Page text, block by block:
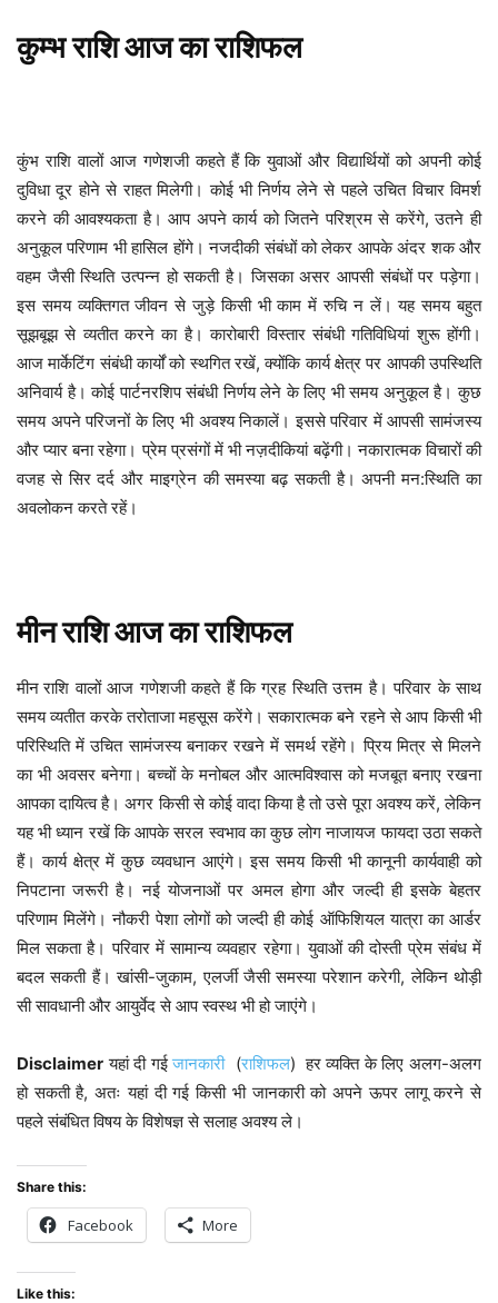
कुम्भराशिआजकाराशिफल
कुंभ राशि वालों आज गणेशजी कहते हैं कि युवाओं और विद्यार्थियों को अपनी कोई
दुविधा दूर होने से राहत मिलेगी। कोई भी निर्णय लेने से पहले उचित विचार विमर्श
करने की आवश्यकता है। आप अपने कार्य को जितने परिश्रम से करेंगे, उतने ही
अनुकूल परिणाम भी हासिल होंगे। नजदीकी संबंधों को लेकर आपके अंदर शक और
वहम जैसी स्थिति उत्पन्न हो सकती है। जिसका असर आपसी संबंधों पर पड़ेगा।
इस समय व्यक्तिगत जीवन से जुड़े किसी भी काम में रुचि न लें। यह समय बहुत
सूझबूझ से व्यतीत करने का है। कारोबारी विस्तार संबंधी गतिविधियां शुरू होंगी।
आज मार्केटिंग संबंधी कार्यों को स्थगित रखें, क्योंकि कार्य क्षेत्र पर आपकी उपस्थिति
अनिवार्य है। कोई पार्टनरशिप संबंधी निर्णय लेने के लिए भी समय अनुकूल है। कुछ
समय अपने परिजनों के लिए भी अवश्य निकालें। इससे परिवार में आपसी सामंजस्य
और प्यार बना रहेगा। प्रेम प्रसंगों में भी नज़दीकियां बढ़ेंगी। नकारात्मक विचारों की
वजह से सिर दर्द और माइग्रेन की समस्या बढ़ सकती है। अपनी मन:स्थिति का
अवलोकन करते रहें।
मीनराशिआजकाराशिफल
मीन राशि वालों आज गणेशजी कहते हैं कि ग्रह स्थिति उत्तम है। परिवार के साथ
समय व्यतीत करके तरोताजा महसूस करेंगे। सकारात्मक बने रहने से आप किसी भी
परिस्थिति में उचित सामंजस्य बनाकर रखने में समर्थ रहेंगे। प्रिय मित्र से मिलने
का भी अवसर बनेगा। बच्चों के मनोबल और आत्मविश्वास को मजबूत बनाए रखना
आपका दायित्व है। अगर किसी से कोई वादा किया है तो उसे पूरा अवश्य करें, लेकिन
यह भी ध्यान रखें कि आपके सरल स्वभाव का कुछ लोग नाजायज फायदा उठा सकते
हैं। कार्य क्षेत्र में कुछ व्यवधान आएंगे। इस समय किसी भी कानूनी कार्यवाही को
निपटाना जरूरी है। नई योजनाओं पर अमल होगा और जल्दी ही इसके बेहतर
परिणाम मिलेंगे। नौकरी पेशा लोगों को जल्दी ही कोई ऑफिशियल यात्रा का आर्डर
मिल सकता है। परिवार में सामान्य व्यवहार रहेगा। युवाओं की दोस्ती प्रेम संबंध में
बदल सकती हैं। खांसी-जुकाम, एलर्जी जैसी समस्या परेशान करेगी, लेकिन थोड़ी
सी सावधानी और आयुर्वेद से आप स्वस्थ भी हो जाएंगे।
Disclaimer यहां दी गईजानकारी(राशिफल) हर व्यक्ति के लिए अलग-अलग
हो सकती है, अतः यहां दी गई किसी भी जानकारी को अपने ऊपर लागू करने से
पहले संबंधित विषय के विशेषज्ञ से सलाह अवश्य ले।
Share this:
Facebook More
Like this: